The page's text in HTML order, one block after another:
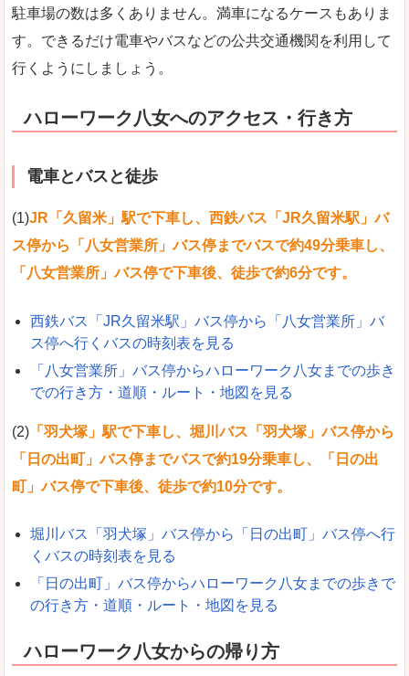
駐車場の数は多くありません。満車になるケースもありま
す。できるだけ電車やバスなどの公共交通機関を利用して
行くようにしましょう。
ハローワーク八女へのアクセス・行き方
電車とバスと徒歩
(1)JR「久留米」駅で下車し、西鉄バス「JR久留米駅」バ
ス停から「八女営業所」バス停までバスで約49分乗車し、
「八女営業所」バス停で下車後、徒歩で約6分です。
西鉄バス「JR久留米駅」バス停から「八女営業所」バ
ス停へ行くバスの時刻表を見る
「八女営業所」バス停からハローワーク八女までの歩き
での行き方・道順・ルート・地図を見る
(2) 「羽犬塚」駅で下車し、堀川バス「羽犬塚」バス停から
「日の出町」バス停までバスで約19分乗車し、「日の出
町」バス停で下車後、徒歩で約10分です。
堀川バス「羽犬塚」バス停から「日の出町」バス停へ行
くバスの時刻表を見る
「日の出町」バス停からハローワーク八女までの歩きで
の行き方・道順・ルート・地図を見る
ハローワーク八女からの帰り方